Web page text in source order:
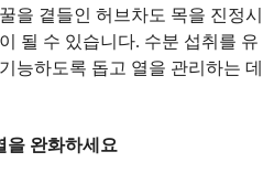
을 곁들인 허브차도 목을 진정시
될 수 있습니다. 수분 섭취를 유
능하도록 돕고 열을 관리하는 데
을 완화하세요